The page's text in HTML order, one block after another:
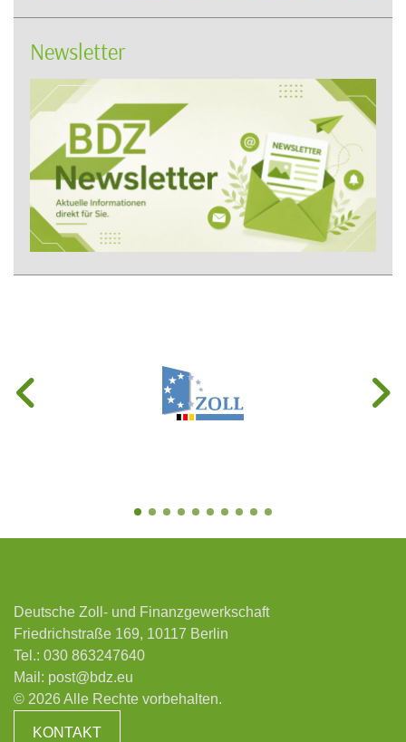
Newsletter
Deutsche Zoll- und Finanzgewerkschaft
Friedrichstraße 169, 10117 Berlin
Tel.: 030 863247640
Mail: post@bdz.eu
© 2026 Alle Rechte vorbehalten.
KONTAKT